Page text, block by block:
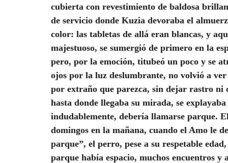
cubierta con revestimiento de baldosa
de servicio donde Kuzia devoraba el
color: las tabletas de allá eran blancas, y
majestuoso, se sumergió de primero en la
pero, por la emoción, titubeó un poco y se
ojos por la luz deslumbrante, no volvió a
por extraño que parezca, sin dejar rastro ni
hasta donde llegaba su mirada, se
indudablemente, debería llamarse parque.
domingos en la mañana, cuando el Amo le
parque”, el perro, pese a su respetable
parque había espacio, muchos encuentros y